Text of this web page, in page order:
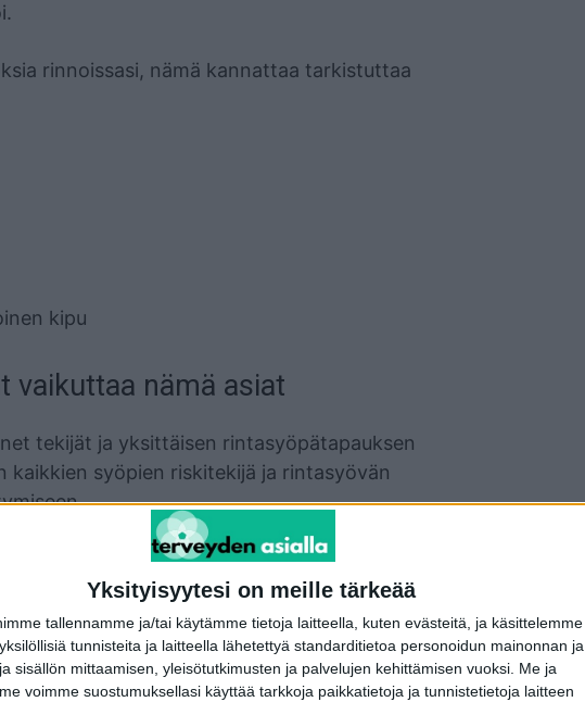
Yksityisyytesi on meille tärkeää
tallennamme ja/tai käytämme tietoja laitteella, kuten evästeitä, ja käsittelemme
tunnisteita ja laitteella lähetettyä standarditietoa personoidun mainonnan ja
sisällön mittaamisen, yleisötutkimusten ja palvelujen kehittämisen vuoksi. Me ja
voimme suostumuksellasi käyttää tarkkoja paikkatietoja ja tunnistetietoja laitteen
rinnoissasi, nämä kannattaa tarkistuttaa
kipu
vaikuttaa nämä asiat
tekijät ja yksittäisen rintasyöpätapauksen
syöpien riskitekijä ja rintasyövän
muttei tavaton. Esiintyvyys
rinnat olisi hyvä säännöllisesti oma-
Kansallisia mammografiaseulontoja
hyvä jatkaa
75-80 ikävuoteen saakka, Marina